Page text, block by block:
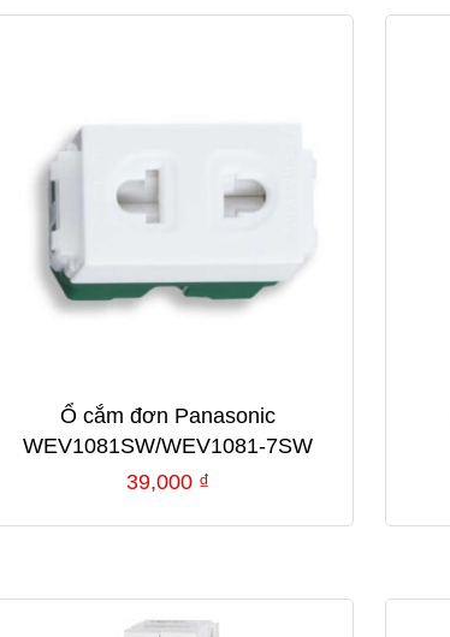
Ổ cắm đơn Panasonic
WEV1081SW/WEV1081-7SW
39,000 ₫